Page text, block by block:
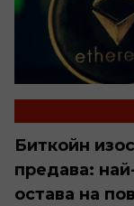
Биткойн
предава:
остава на